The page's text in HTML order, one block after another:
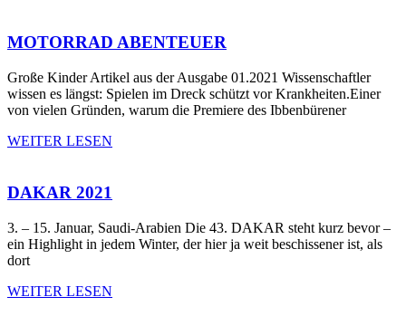
MOTORRAD ABENTEUER
Große Kinder Artikel aus der Ausgabe 01.2021 Wissenschaftler
wissen es längst: Spielen im Dreck schützt vor Krankheiten.Einer
von vielen Gründen, warum die Premiere des Ibbenbürener
WEITER LESEN
DAKAR 2021
3. – 15. Januar, Saudi-Arabien Die 43. DAKAR steht kurz bevor –
ein Highlight in jedem Winter, der hier ja weit beschissener ist, als
dort
WEITER LESEN